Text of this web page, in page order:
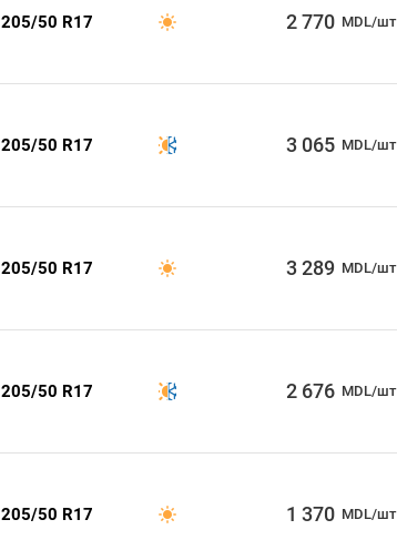
205/50 R17 2 770 MDL/шт
205/50 R17 3 065 MDL/шт
205/50 R17 3 289 MDL/шт
205/50 R17 2 676 MDL/шт
205/50 R17 1 370 MDL/шт